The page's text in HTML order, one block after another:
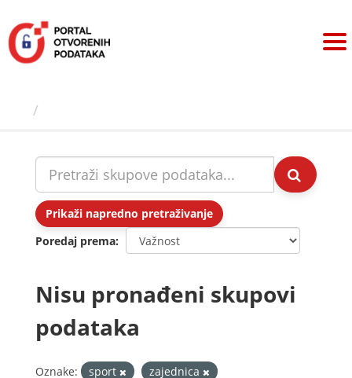
sadržaj
Prikaži napredno pretraživanje
Poredaj prema
Nisu pronađeni skupovi
podataka
Oznake: sport
zajednica